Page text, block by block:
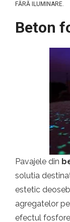
FĂRĂ ILUMINARE.
Beton
Pavajele din
solutia
estetic
agregatelor
efectul